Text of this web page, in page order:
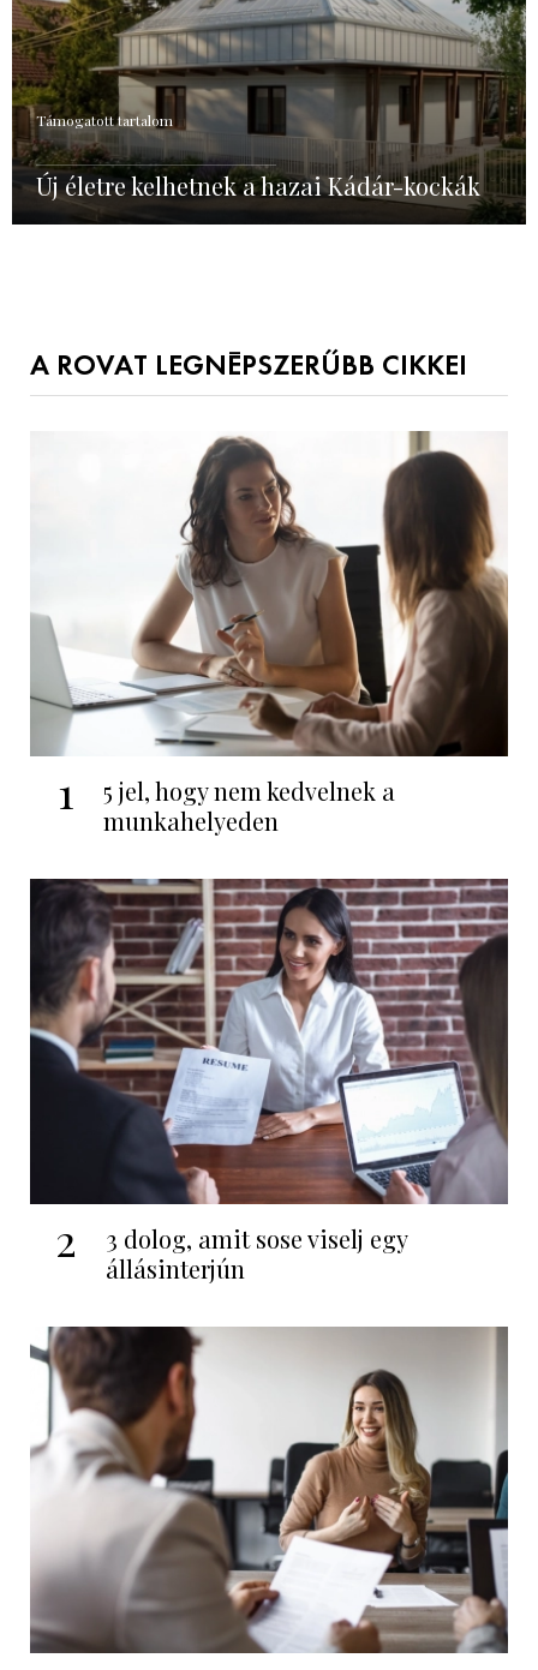
Támogatott tartalom
Új életre kelhetnek a hazai Kádár-kockák
A ROVAT LEGNÉPSZERŰBB CIKKEI
1
5 jel, hogy nem kedvelnek a
munkahelyeden
2
3 dolog, amit sose viselj egy
állásinterjún